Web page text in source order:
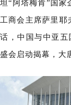
坦“阿塔梅肯”国家
工商会主席萨里耶
话，中国与中亚五
盛会启动揭幕，大